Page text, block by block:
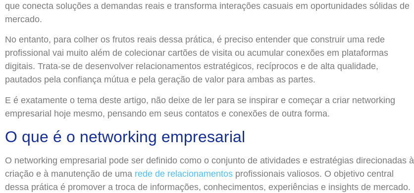
que conecta soluções a demandas reais e transforma interações casuais em oportunidades sólidas de
mercado.
No entanto, para colher os frutos reais dessa prática, é preciso entender que construir uma rede
profissional vai muito além de colecionar cartões de visita ou acumular conexões em plataformas
digitais. Trata-se de desenvolver relacionamentos estratégicos, recíprocos e de alta qualidade,
pautados pela confiança mútua e pela geração de valor para ambas as partes.
E é exatamente o tema deste artigo, não deixe de ler para se inspirar e começar a criar networking
empresarial hoje mesmo, pensando em seus contatos e conexões de outra forma.
O que é o networking empresarial
O networking empresarial pode ser definido como o conjunto de atividades e estratégias direcionadas à
criação e à manutenção de uma rede de relacionamentos profissionais valiosos. O objetivo central
dessa prática é promover a troca de informações, conhecimentos, experiências e insights de mercado.